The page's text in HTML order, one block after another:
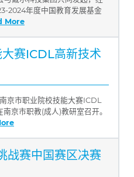
2024年度中国教育发展基金
More
赛ICDL高新技术
京市职业院校技能大赛ICDL
京市职教(成人)教研室召开。
战赛中国赛区决赛